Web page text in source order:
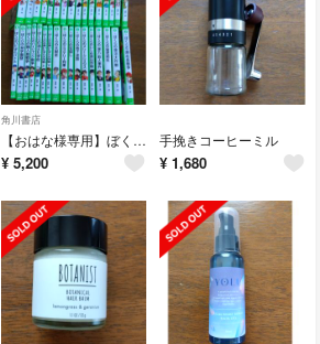
角川書店
【おはな様専用】ぼくらシリーズ(宗田理) 33冊
¥ 5,200
手挽きコーヒーミル
¥ 1,680